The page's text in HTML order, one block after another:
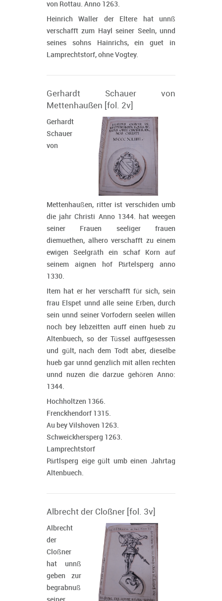
von Rottau. Anno 1263.
Heinrich Waller der Eltere hat unnß
verschafft zum Hayl seiner Seeln, unnd
seines sohns Hainrichs, ein guet in
Lamprechtstorf, ohne Vogtey.
Gerhardt Schauer von
Mettenhaußen [fol. 2v]
Gerhardt
Schauer
von
Mettenhaußen, ritter ist verschiden umb
die jahr Christi Anno 1344. hat weegen
seiner Frauen seeliger frauen
diemuethen, alhero verschafft zu einem
ewigen Seelgräth ein schaf Korn auf
seinem aignen hof Pärtelsperg anno
1330.
Item hat er her verschafft für sich, sein
frau Elspet unnd alle seine Erben, durch
sein unnd seiner Vorfodern seelen willen
noch bey lebzeitten auff einen hueb zu
Altenbuech, so der Tüssel auffgesessen
und gült, nach dem Todt aber, dieselbe
hueb gar unnd genzlich mit allen rechten
unnd nuzen die darzue gehören Anno:
1344.
Hochholtzen 1366.
Frenckhendorf 1315.
Au bey Vilshoven 1263.
Schweickhersperg 1263.
Lamprechtstorf
Pärtlsperg eige gült umb einen Jahrtag
Altenbuech.
Albrecht der Cloßner [fol. 3v]
Albrecht
der
Cloßner
hat unnß
geben zur
begrabnuß